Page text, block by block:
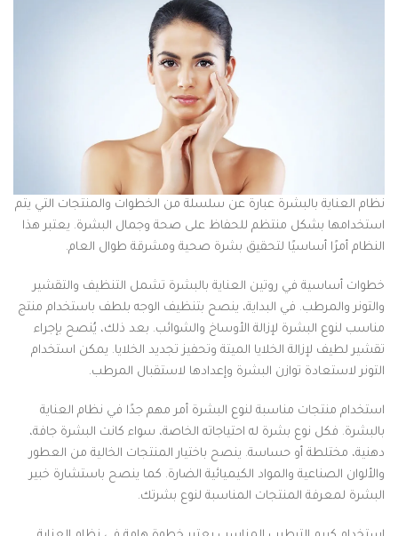
نظام العناية بالبشرة عبارة عن سلسلة من الخطوات والمنتجات التي يتم
استخدامها بشكل منتظم للحفاظ على صحة وجمال البشرة. يعتبر هذا
النظام أمرًا أساسيًا لتحقيق بشرة صحية ومشرقة طوال العام.
خطوات أساسية في روتين العناية بالبشرة تشمل التنظيف والتقشير
والتونر والمرطب. في البداية، ينصح بتنظيف الوجه بلطف باستخدام منتج
مناسب لنوع البشرة لإزالة الأوساخ والشوائب. بعد ذلك، يُنصح بإجراء
تقشير لطيف لإزالة الخلايا الميتة وتحفيز تجديد الخلايا. يمكن استخدام
التونر لاستعادة توازن البشرة وإعدادها لاستقبال المرطب.
استخدام منتجات مناسبة لنوع البشرة أمر مهم جدًا في نظام العناية
بالبشرة. فكل نوع بشرة له احتياجاته الخاصة، سواء كانت البشرة جافة،
دهنية، مختلطة أو حساسة. ينصح باختيار المنتجات الخالية من العطور
والألوان الصناعية والمواد الكيميائية الضارة. كما ينصح باستشارة خبير
البشرة لمعرفة المنتجات المناسبة لنوع بشرتك.